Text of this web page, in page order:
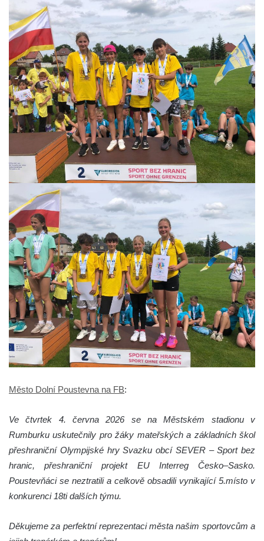
Město Dolní Poustevna na FB:
Ve čtvrtek 4. června 2026 se na Městském stadionu v
Rumburku uskutečnily pro žáky mateřských a základních škol
přeshraniční Olympijské hry Svazku obcí SEVER – Sport bez
hranic, přeshraniční projekt EU Interreg Česko–Sasko.
Poustevňáci se neztratili a celkově obsadili vynikající 5.místo v
konkurenci 18ti dalších týmu.
Děkujeme za perfektní reprezentaci města našim sportovcům a